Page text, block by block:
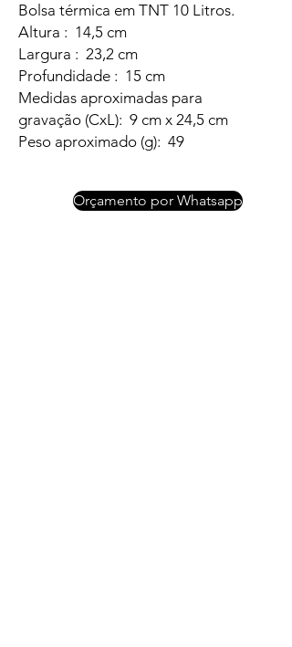
Bolsa térmica em TNT 10 Litros.
Altura : 14,5 cm
Largura : 23,2 cm
Profundidade : 15 cm
Medidas aproximadas para
gravação (CxL): 9 cm x 24,5 cm
Peso aproximado (g): 49
Orçamento por Whatsapp